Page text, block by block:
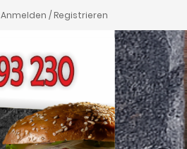
Anmelden / Registrieren